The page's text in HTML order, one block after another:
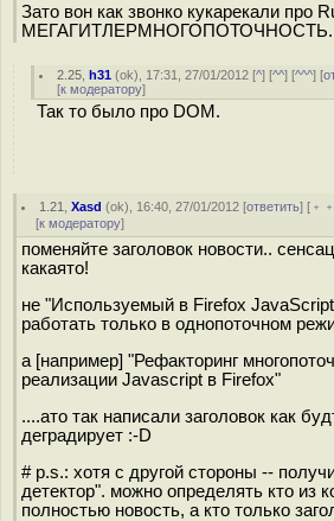
Зато вон как звонко кукарекали про
МЕГАГИТЛЕРМНОГОПОТОЧНОСТЬ.
2.25 ,h31 (ok), 17:31, 27/01/2012 [^] [^^] [^^^] [
[к модератору]
Так то было про DOM.
1.21 ,Xasd (ok), 16:40, 27/01/2012 [ответить] [
[к модератору]
поменяйте заголовок новости..
какаято!
не "Используемый в Firefox
работать только в однопоточном
а [например] "Рефакторинг
реализации Javascript в Firefox"
....ато так написали заголовок как
деградирует :-D
# p.s.: хотя с другой стороны --
детектор". можно определять кто из
полностью новость, а кто только